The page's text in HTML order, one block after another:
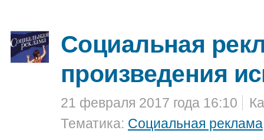
Социальная
произведения
21 февраля 2017 года 16:10
Тематика: Социальная реклама